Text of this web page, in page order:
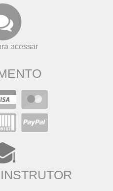
acessar